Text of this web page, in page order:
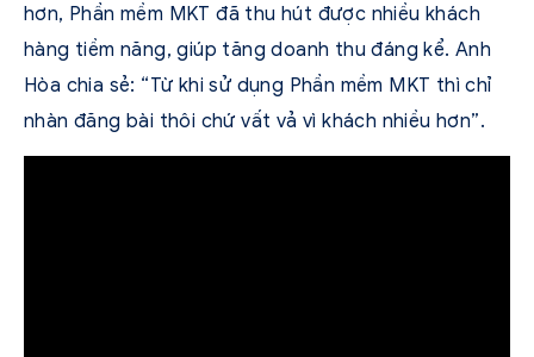
hơn, Phần mềm MKT đã thu hút được nhiều khách
hàng tiềm năng, giúp tăng doanh thu đáng kể. Anh
Hòa chia sẻ: “Từ khi sử dụng Phần mềm MKT thì chỉ
nhàn đăng bài thôi chứ vất vả vì khách nhiều hơn”.